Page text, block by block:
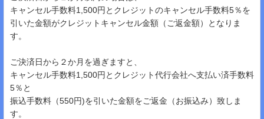
キャンセル手数料1,500円とクレジットのキャンセル手数料5％を
引いた金額がクレジットキャンセル金額（ご返金額）となりま
す。
ご決済日から２か月を過ぎますと、
キャンセル手数料1,500円とクレジット代行会社へ支払い済手数料
5％と
振込手数料（550円)を引いた金額をご返金（お振込み）致しま
す。